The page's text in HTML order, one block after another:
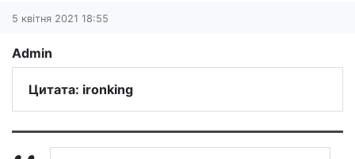
5 квітня 2021 18:55
Admin
Цитата: ironking